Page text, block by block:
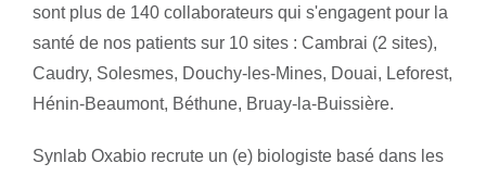
sont plus de 140 collaborateurs qui s'engagent pour la
santé de nos patients sur 10 sites : Cambrai (2 sites),
Caudry, Solesmes, Douchy-les-Mines, Douai, Leforest,
Hénin-Beaumont, Béthune, Bruay-la-Buissière.
Synlab Oxabio recrute un (e) biologiste basé dans les